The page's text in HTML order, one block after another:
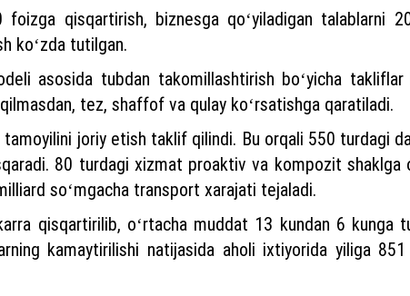
qisqartirish, biznesga qoʻyiladigan talablarni
koʻzda tutilgan.
asosida tubdan takomillashtirish boʻyicha
tez, shaffof va qulay koʻrsatishga qaratiladi.
joriy etish taklif qilindi. Bu orqali 550 turdagi
80 turdagi xizmat proaktiv va kompozit shaklga
soʻmgacha transport xarajati tejaladi.
qisqartirilib, oʻrtacha muddat 13 kundan 6 kunga
kamaytirilishi natijasida aholi ixtiyorida yiliga 851